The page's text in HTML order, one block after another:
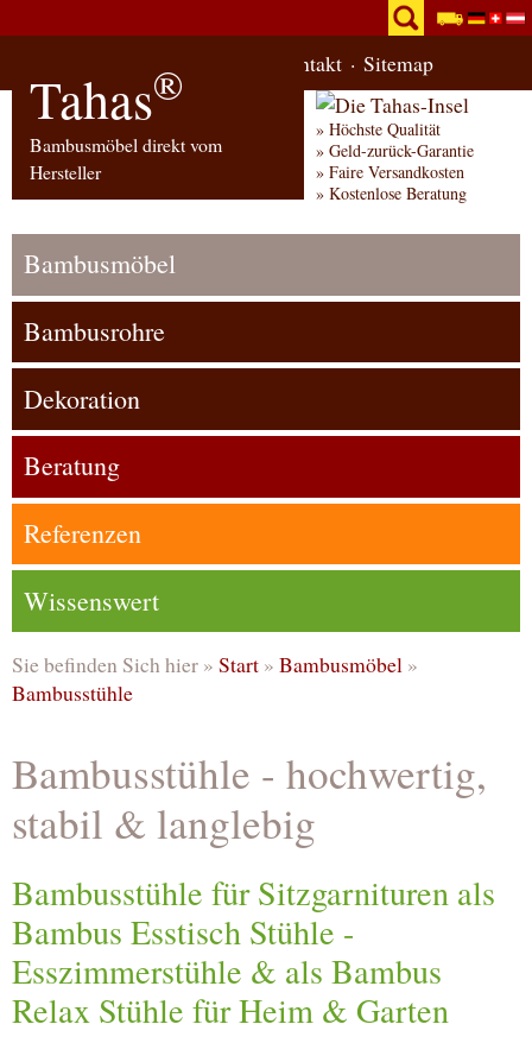
Kontakt Sitemap
Tahas®
Bambusmöbel direkt vom
Hersteller
Höchste Qualität
Geld-zurück-Garantie
Faire Versandkosten
Kostenlose Beratung
Bambusmöbel
Bambusrohre
Dekoration
Beratung
Referenzen
Wissenswert
Sie befinden Sich hier » Start » Bambusmöbel »
Bambusstühle
Bambusstühle - hochwertig,
stabil & langlebig
Bambusstühle für Sitzgarnituren als
Bambus Esstisch Stühle -
Esszimmerstühle & als Bambus
Relax Stühle für Heim & Garten